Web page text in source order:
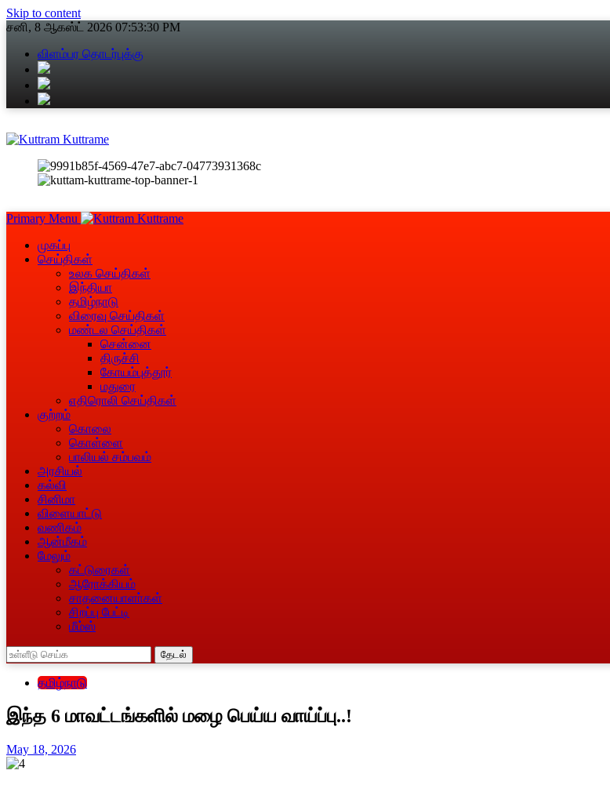
Skip to content
சனி, 8 ஆகஸ்ட் 2026 07:53:32 PM
விளம்பர தொடர்புக்கு
Primary Menu
முகப்பு
செய்திகள்
உலக செய்திகள்
இந்தியா
தமிழ்நாடு
விரைவு செய்திகள்
மண்டல செய்திகள்
சென்னை
திருச்சி
கோயம்புத்தூர்
மதுரை
எதிரொலி செய்திகள்
குற்றம்
கொலை
கொள்ளை
பாலியல் சம்பவம்
அரசியல்
கல்வி
சினிமா
விளையாட்டு
வணிகம்
ஆன்மீகம்
மேலும்
கட்டுரைகள்
ஆரோக்கியம்
சாதனையாளா்கள்
சிறப்பு பேட்டி
மீம்ஸ்
தேடல்
தமிழ்நாடு
இந்த 6 மாவட்டங்களில் மழை பெய்ய வாய்ப்பு..!
May 18, 2026